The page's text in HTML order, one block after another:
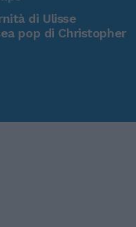
di Ulisse
pop di Christopher